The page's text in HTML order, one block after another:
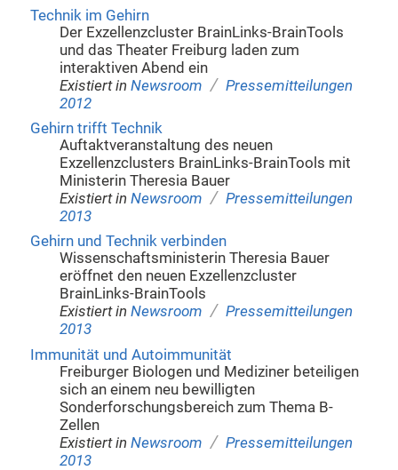
Technik im Gehirn
Der Exzellenzcluster BrainLinks-BrainTools
und das Theater Freiburg laden zum
interaktiven Abend ein
Existiert in Newsroom / Pressemitteilungen
2012
Gehirn trifft Technik
Auftaktveranstaltung des neuen
Exzellenzclusters BrainLinks-BrainTools mit
Ministerin Theresia Bauer
Existiert in Newsroom / Pressemitteilungen
2013
Gehirn und Technik verbinden
Wissenschaftsministerin Theresia Bauer
eröffnet den neuen Exzellenzcluster
BrainLinks-BrainTools
Existiert in Newsroom / Pressemitteilungen
2013
Immunität und Autoimmunität
Freiburger Biologen und Mediziner beteiligen
sich an einem neu bewilligten
Sonderforschungsbereich zum Thema B-
Zellen
Existiert in Newsroom / Pressemitteilungen
2013